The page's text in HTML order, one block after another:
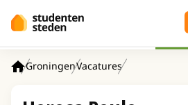
GroningenVacatures